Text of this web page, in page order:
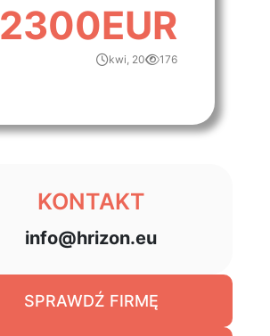
2300EUR
kwi, 20 176
KONTAKT
info@hrizon.eu
SPRAWDŹ FIRMĘ